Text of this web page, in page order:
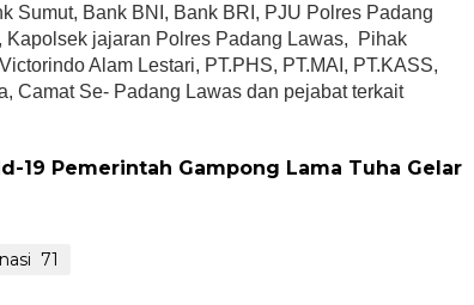
Sumut, Bank BNI, Bank BRI, PJU Polres Padang
jajaran Polres Padang Lawas, Pihak
Alam Lestari, PT.PHS, PT.MAI, PT.KASS,
Camat Se- Padang Lawas dan pejabat terkait
19 Pemerintah Gampong Lama Tuha Gelar
71